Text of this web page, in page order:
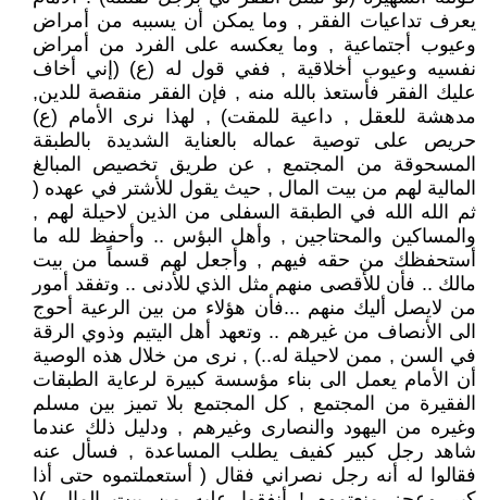
يعرف تداعيات الفقر , وما يمكن أن يسببه من أمراض
وعيوب أجتماعية , وما يعكسه على الفرد من أمراض
نفسيه وعيوب أخلاقية , ففي قول له (ع) (إني أخاف
عليك الفقر فأستعذ بالله منه , فإن الفقر منقصة للدين,
مدهشة للعقل , داعية للمقت) , لهذا نرى الأمام (ع)
حريص على توصية عماله بالعناية الشديدة بالطبقة
المسحوقة من المجتمع , عن طريق تخصيص المبالغ
المالية لهم من بيت المال , حيث يقول للأشتر في عهده (
ثم الله الله في الطبقة السفلى من الذين لاحيلة لهم ,
والمساكين والمحتاجين , وأهل البؤس .. وأحفظ لله ما
أستحفظك من حقه فيهم , وأجعل لهم قسماً من بيت
مالك .. فأن للأقصى منهم مثل الذي للأدنى .. وتفقد أمور
من لايصل أليك منهم ...فأن هؤلاء من بين الرعية أحوج
الى الأنصاف من غيرهم .. وتعهد أهل اليتيم وذوي الرقة
في السن , ممن لاحيلة له..) , نرى من خلال هذه الوصية
أن الأمام يعمل الى بناء مؤسسة كبيرة لرعاية الطبقات
الفقيرة من المجتمع , كل المجتمع بلا تميز بين مسلم
وغيره من اليهود والنصارى وغيرهم , ودليل ذلك عندما
شاهد رجل كبير كفيف يطلب المساعدة , فسأل عنه
فقالوا له أنه رجل نصراني فقال ( أستعملتموه حتى أذا